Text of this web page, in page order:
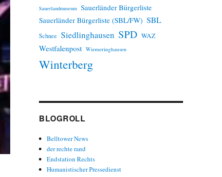
Sauerlandmuseum Sauerländer Bürgerliste
Sauerländer Bürgerliste (SBL/FW) SBL
Schnee Siedlinghausen SPD WAZ
Westfalenpost Wiemeringhausen
Winterberg
BLOGROLL
Belltower News
der rechte rand
Endstation Rechts
Humanistischer Pressedienst